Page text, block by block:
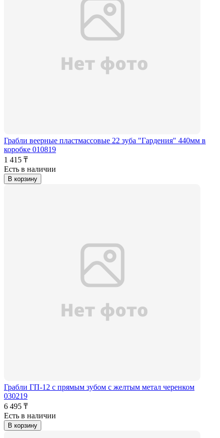
Грабли веерные пластмассовые 22 зуба "Гардения" 440мм в
коробке 010819
1 415 ₸
Есть в наличии
В корзину
Грабли ГП-12 с прямым зубом с желтым метал черенком
030219
6 495 ₸
Есть в наличии
В корзину